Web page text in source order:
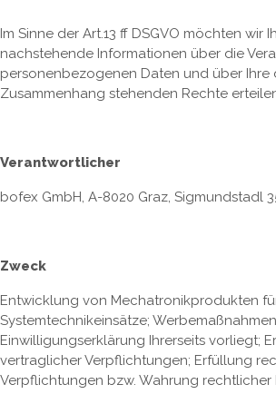
Im Sinne der Art.13 ff DSGVO möchten wir
nachstehende Informationen über die
personenbezogenen Daten und über Ihre
Zusammenhang stehenden Rechte
Verantwortlicher
bofex GmbH, A-8020 Graz, Sigmundstadl
Zweck
Entwicklung von Mechatronikprodukten
Systemtechnikeinsätze;
Einwilligungserklärung Ihrerseits vorliegt;
vertraglicher Verpflichtungen; Erfüllung
Verpflichtungen bzw. Wahrung rechtlicher